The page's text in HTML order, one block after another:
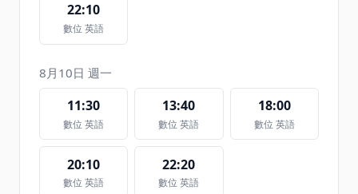
22:10
數位 英語
8月10日 週一
11:30
數位 英語
13:40
數位 英語
18:00
數位 英語
20:10
數位 英語
22:20
數位 英語